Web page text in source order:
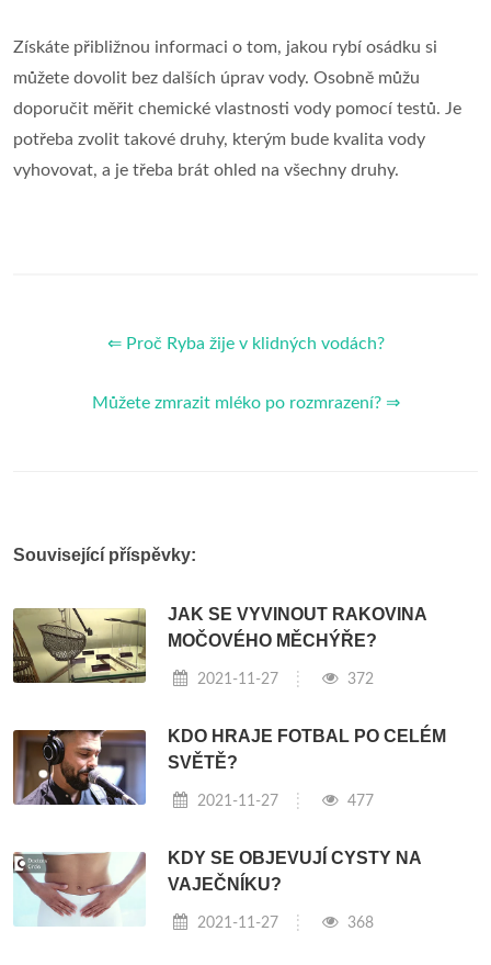
Získáte přibližnou informaci o tom, jakou rybí osádku si
můžete dovolit bez dalších úprav vody. Osobně můžu
doporučit měřit chemické vlastnosti vody pomocí testů. Je
potřeba zvolit takové druhy, kterým bude kvalita vody
vyhovovat, a je třeba brát ohled na všechny druhy.
⇐ Proč Ryba žije v klidných vodách?
Můžete zmrazit mléko po rozmrazení? ⇒
Související příspěvky:
JAK SE VYVINOUT RAKOVINA
MOČOVÉHO MĚCHÝŘE?
2021-11-27 372
KDO HRAJE FOTBAL PO CELÉM
SVĚTĚ?
2021-11-27 477
KDY SE OBJEVUJÍ CYSTY NA
VAJEČNÍKU?
2021-11-27 368